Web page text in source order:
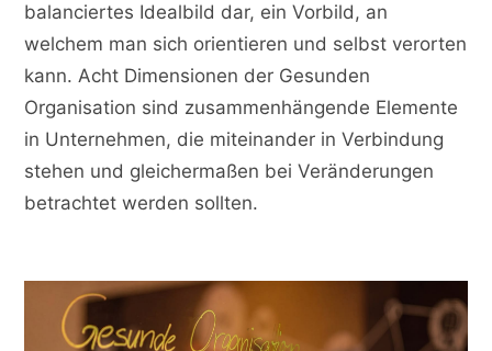
balanciertes Idealbild dar, ein Vorbild, an
welchem man sich orientieren und selbst verorten
kann. Acht Dimensionen der Gesunden
Organisation sind zusammenhängende Elemente
in Unternehmen, die miteinander in Verbindung
stehen und gleichermaßen bei Veränderungen
betrachtet werden sollten.